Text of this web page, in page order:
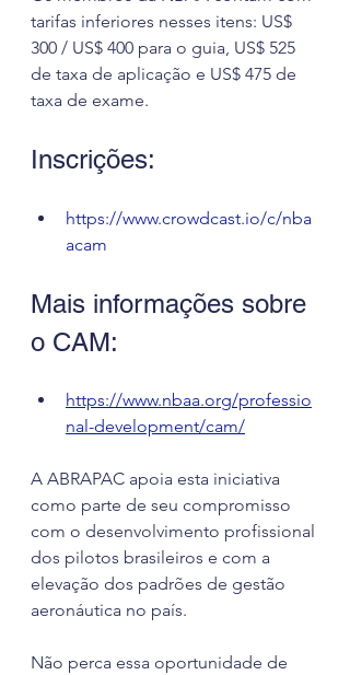
tarifas inferiores nesses itens: US$
300 / US$ 400 para o guia, US$ 525
de taxa de aplicação e US$ 475 de
taxa de exame.
Inscrições:
https://www.crowdcast.io/c/nba
acam
Mais informações sobre
o CAM:
https://www.nbaa.org/professio
nal-development/cam/
A ABRAPAC apoia esta iniciativa
como parte de seu compromisso
com o desenvolvimento profissional
dos pilotos brasileiros e com a
elevação dos padrões de gestão
aeronáutica no país.
Não perca essa oportunidade de